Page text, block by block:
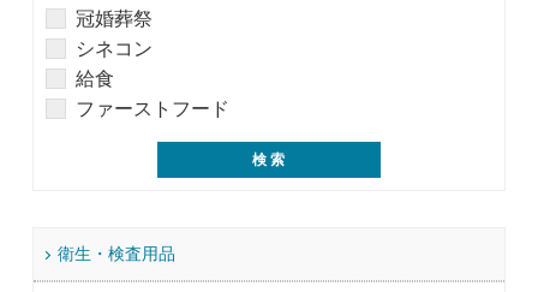
冠婚葬祭
シネコン
給食
ファーストフード
衛生・検査用品